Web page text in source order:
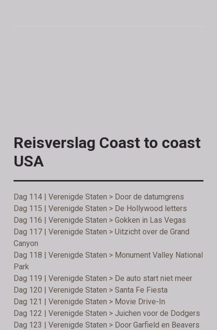
Reisverslag Coast to coast
USA
Dag 114 | Verenigde Staten > Door de datumgrens
Dag 115 | Verenigde Staten > De Hollywood letters
Dag 116 | Verenigde Staten > Gokken in Las Vegas
Dag 117 | Verenigde Staten > Uitzicht over de Grand
Canyon
Dag 118 | Verenigde Staten > Monument Valley National
Park
Dag 119 | Verenigde Staten > De auto start niet meer
Dag 120 | Verenigde Staten > Santa Fe Fiesta
Dag 121 | Verenigde Staten > Movie Drive-In
Dag 122 | Verenigde Staten > Juichen voor de Dodgers
Dag 123 | Verenigde Staten > Door Garfield en Beavers